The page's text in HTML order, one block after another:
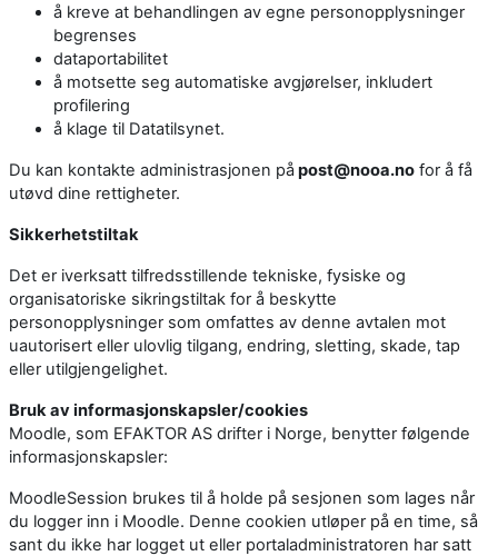
å kreve at behandlingen av egne personopplysninger
begrenses
dataportabilitet
å motsette seg automatiske avgjørelser, inkludert
profilering
å klage til Datatilsynet.
Du kan kontakte administrasjonen påpost@nooa.no for å få
utøvd dine rettigheter.
Sikkerhetstiltak
Det er iverksatt tilfredsstillende tekniske, fysiske og
organisatoriske sikringstiltak for å beskytte
personopplysninger som omfattes av denne avtalen mot
uautorisert eller ulovlig tilgang, endring, sletting, skade, tap
eller utilgjengelighet.
Bruk av informasjonskapsler/cookies
Moodle, som EFAKTOR AS drifter i Norge, benytter følgende
informasjonskapsler:
MoodleSession brukes til å holde på sesjonen som lages når
du logger inn i Moodle. Denne cookien utløper på en time, så
sant du ikke har logget ut eller portaladministratoren har satt